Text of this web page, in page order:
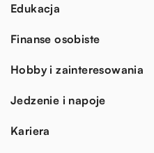
Edukacja
Finanse osobiste
Hobby i zainteresowania
Jedzenie i napoje
Kariera